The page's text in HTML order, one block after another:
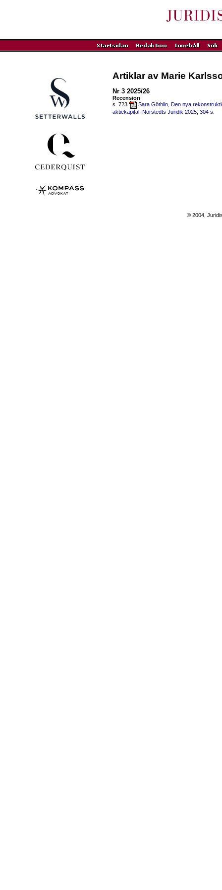
Artiklar av Marie
Nr 3 2025/26
Recension
s. 723
Sara Göthlin, Den nya
aktiekapital, Norstedts Juridik 2025, 304 s.
© 2004,